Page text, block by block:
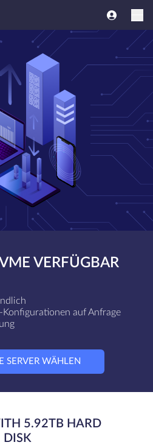
VERFÜGBAR
Konfigurationen auf Anfrage
SERVER WÄHLEN
5.92TB HARD
DISK